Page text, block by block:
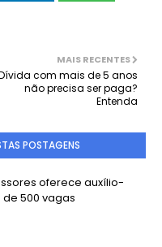
MAIS RECENTES
com mais de 5 anos
não precisa ser paga?
Entenda
POSTAGENS
oferece auxílio-
500 vagas